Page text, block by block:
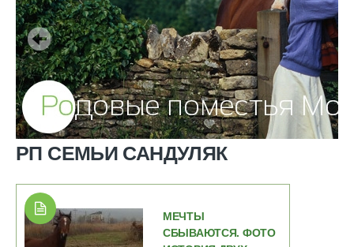
РП СЕМЬИ САНДУЛЯК
МЕЧТЫ
СБЫВАЮТСЯ. ФОТО